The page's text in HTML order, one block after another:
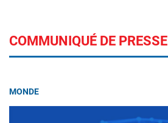
COMMUNIQUÉ DE PRESSE
MONDE